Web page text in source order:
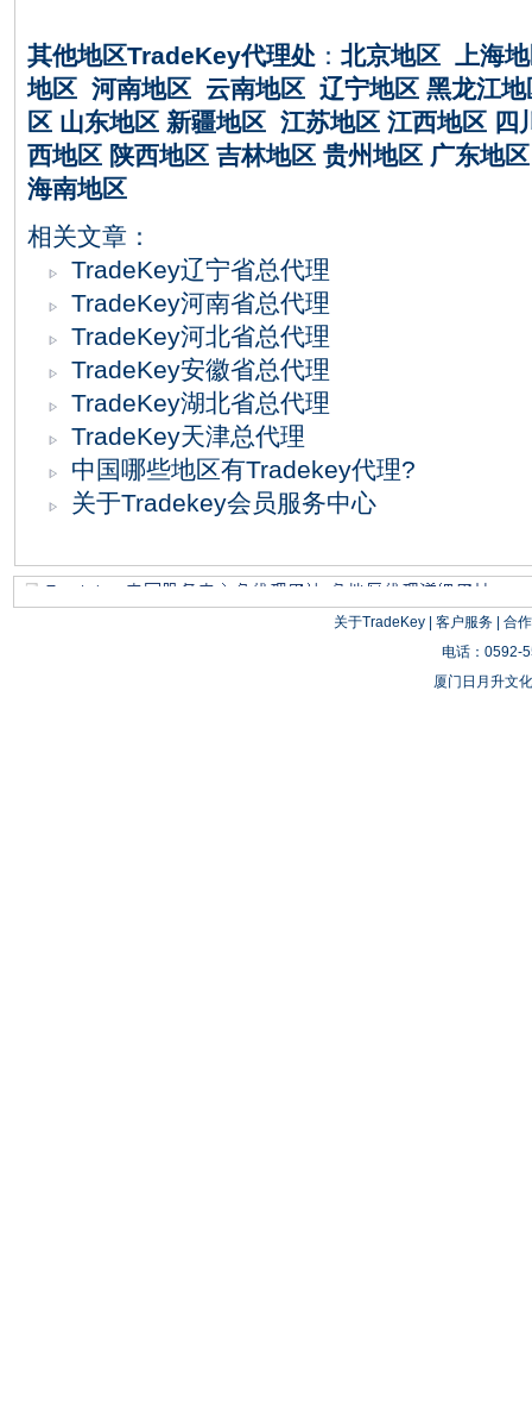
其他地区TradeKey代理处 ： 北京地区 上海
地区 河南地区 云南地区 辽宁地区 黑龙江地
区 山东地区 新疆地区 江苏地区 江西地区 四
西地区 陕西地区 吉林地区 贵州地区 广东地区
海南地区
相关文章：
TradeKey辽宁省总代理
TradeKey河南省总代理
TradeKey河北省总代理
TradeKey安徽省总代理
TradeKey湖北省总代理
TradeKey天津总代理
中国哪些地区有Tradekey代理?
关于Tradekey会员服务中心
关于TradeKey| 客户服务| 合
电话：0592-
厦门日月升文